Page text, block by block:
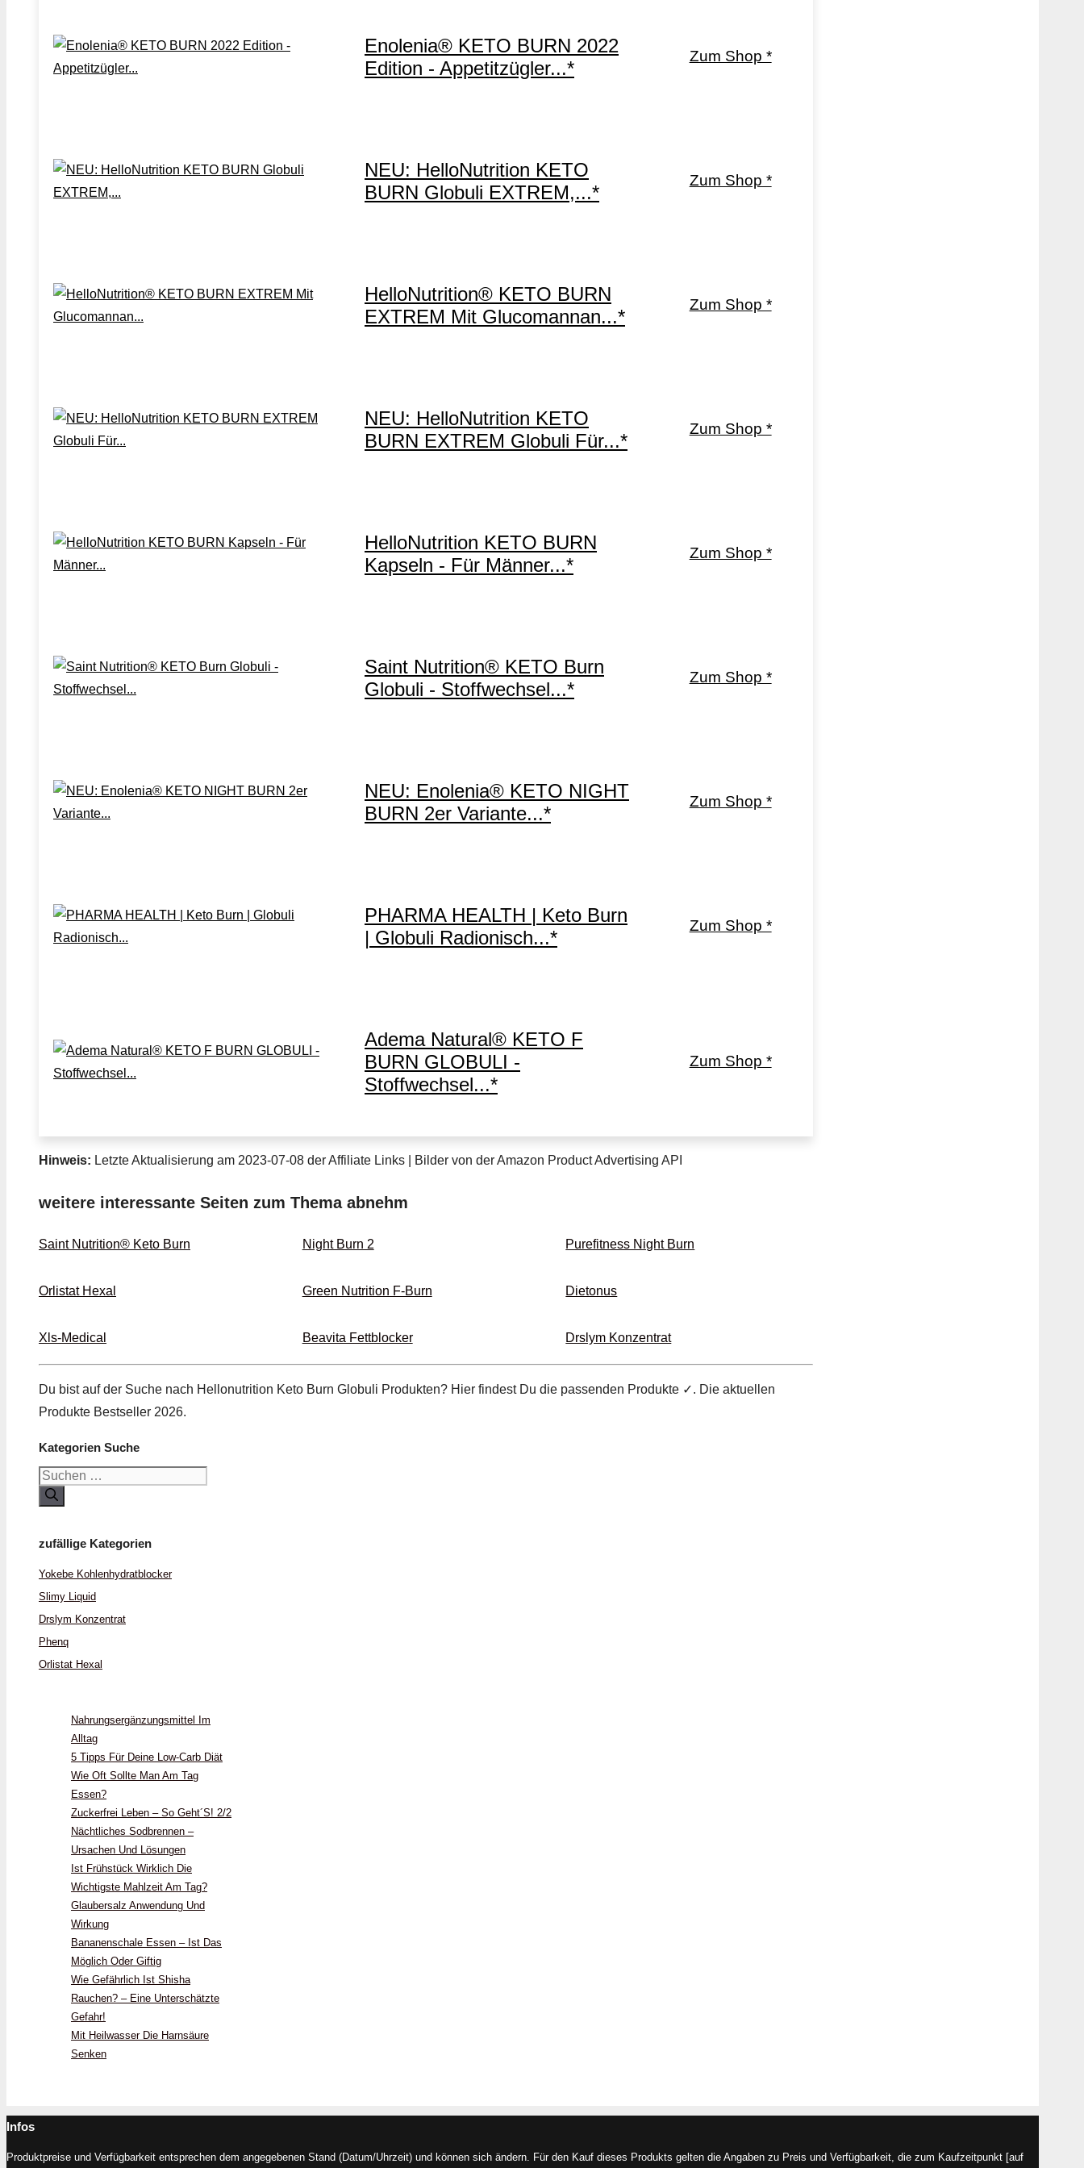
Enolenia® KETO BURN 2022
Edition - Appetitzügler...*
Zum Shop *
NEU: HelloNutrition KETO
BURN Globuli EXTREM,...*
Zum Shop *
HelloNutrition® KETO BURN
EXTREM Mit Glucomannan...*
Zum Shop *
NEU: HelloNutrition KETO
BURN EXTREM Globuli Für...*
Zum Shop *
HelloNutrition KETO BURN
Kapseln - Für Männer...*
Zum Shop *
Saint Nutrition® KETO Burn
Globuli - Stoffwechsel...*
Zum Shop *
NEU: Enolenia® KETO NIGHT
BURN 2er Variante...*
Zum Shop *
PHARMA HEALTH | Keto Burn
| Globuli Radionisch...*
Zum Shop *
Adema Natural® KETO F
BURN GLOBULI -
Stoffwechsel...*
Zum Shop *
Hinweis: Letzte Aktualisierung am 2023-07-08 der Affiliate Links | Bilder von der Amazon Product Advertising API
weitere interessante Seiten zum Thema abnehm
Saint Nutrition® Keto Burn Night Burn 2 Purefitness Night Burn
Orlistat Hexal Green Nutrition F-Burn Dietonus
Xls-Medical Beavita Fettblocker Drslym Konzentrat
Du bist auf der Suche nach Hellonutrition Keto Burn Globuli Produkten? Hier findest Du die passenden Produkte ✓. Die aktuellen
Produkte Bestseller 2026.
Kategorien Suche
Suchen
nach:
zufällige Kategorien
Yokebe Kohlenhydratblocker
Slimy Liquid
Drslym Konzentrat
Phenq
Orlistat Hexal
Nahrungsergänzungsmittel Im
Alltag
5 Tipps Für Deine Low-Carb Diät
Wie Oft Sollte Man Am Tag
Essen?
Zuckerfrei Leben – So Geht´s! 2/2
Nächtliches Sodbrennen –
Ursachen Und Lösungen
Ist Frühstück Wirklich Die
Wichtigste Mahlzeit Am Tag?
Glaubersalz Anwendung Und
Wirkung
Bananenschale Essen – Ist Das
Möglich Oder Giftig
Wie Gefährlich Ist Shisha
Rauchen? – Eine Unterschätzte
Gefahr!
Mit Heilwasser Die Harnsäure
Senken
Infos
Produktpreise und Verfügbarkeit entsprechen dem angegebenen Stand (Datum/Uhrzeit) und können sich ändern. Für den Kauf dieses Produkts gelten die Angaben zu Preis und Verfügbarkeit, die zum Kaufzeitpunkt [auf